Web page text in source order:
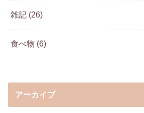
雑記 (26)
食べ物 (6)
アーカイブ